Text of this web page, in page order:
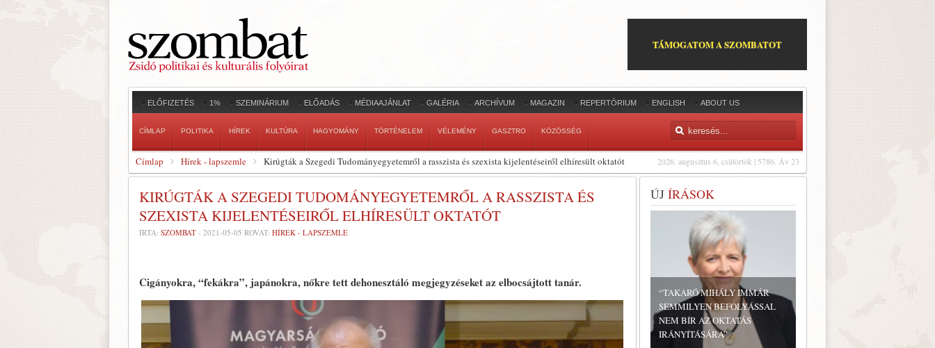
TÁMOGATOM A SZOMBATOT
ELŐFIZETÉS 1% SZEMINÁRIUM ELŐADÁS MÉDIAAJÁNLAT GALÉRIA ARCHÍVUM MAGAZIN REPERTÓRIUM ENGLISH ABOUT US
CÍMLAP POLITIKA HÍREK KULTÚRA HAGYOMÁNY TÖRTÉNELEM VÉLEMÉNY GASZTRO KÖZÖSSÉG
2026. augusztus 6, csütörtök | 5786. Áv 23
Címlap Hírek - lapszemle Kirúgták a Szegedi Tudományegyetemről a rasszista és szexista kijelentéseiről elhíresült oktatót
KIRÚGTÁK A SZEGEDI TUDOMÁNYEGYETEMRŐL A RASSZISTA ÉS
SZEXISTA KIJELENTÉSEIRŐL ELHÍRESÜLT OKTATÓT
ÍRTA: SZOMBAT - 2021-05-05 ROVAT: HÍREK - LAPSZEMLE
Cigányokra, “fekákra”, japánokra, nőkre tett dehonesztáló megjegyzéseket az elbocsájtott tanár.
ÚJ ÍRÁSOK
“TAKARÓ MIHÁLY IMMÁR
SEMMILYEN BEFOLYÁSSAL
NEM BÍR AZ OKTATÁS
IRÁNYÍTÁSÁRA”